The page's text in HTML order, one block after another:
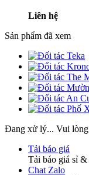
Liên hệ
Sản phẩm đã xem
Đang xử lý... Vui
Tải báo giá
Tải báo giá sỉ &
Chat Zalo